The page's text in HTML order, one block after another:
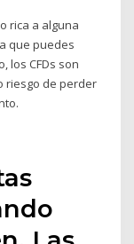
rica a alguna
que puedes
los CFDs son
riesgo de perder